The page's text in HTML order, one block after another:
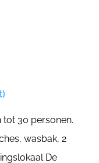
30 personen.
wasbak, 2
De